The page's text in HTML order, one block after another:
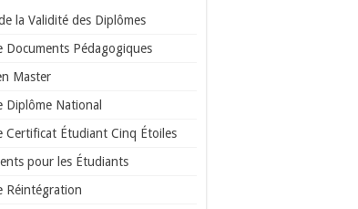
la Validité des Diplômes
Documents Pédagogiques
Master
Diplôme National
Certificat Étudiant Cinq Étoiles
pour les Étudiants
Réintégration